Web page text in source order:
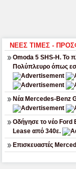
ΝΕΕΣ ΤΙΜΕΣ -
Omoda 5 SHS-H. Το
Πολύπλευρο όπως
Νέα Mercedes-Benz
Οδήγησε το νέο Ford
Lease από 340ε.
Επισκευαστές